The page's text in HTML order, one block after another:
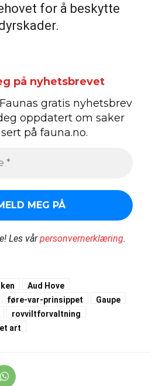
for å beskytte
på nyhetsbrevet
gratis nyhetsbrev
oppdatert om saker
på fauna.no.
Les vårpersonvernerklæring.
Aud Hove
føre-var-prinsippet
Gaupe
rovviltforvaltning
art